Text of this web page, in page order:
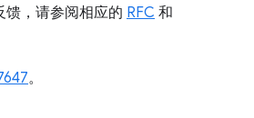
馈，请参阅相应的 RFC 和
。